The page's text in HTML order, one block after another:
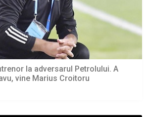
la adversarul Petrolului. A
vine Marius Croitoru